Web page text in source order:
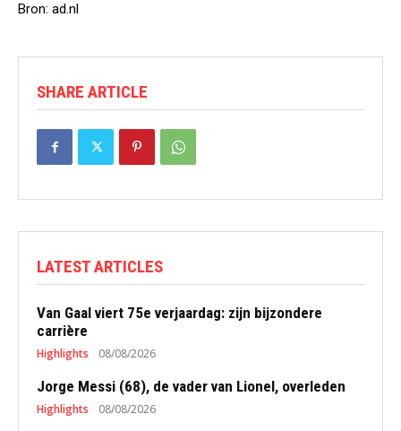
Bron: ad.nl
SHARE ARTICLE
LATEST ARTICLES
Van Gaal viert 75e verjaardag: zijn bijzondere
carrière
Highlights 08/08/2026
Jorge Messi (68), de vader van Lionel, overleden
Highlights 08/08/2026